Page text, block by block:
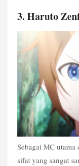
3. Haruto
Sebagai MC
sifat yang sangat